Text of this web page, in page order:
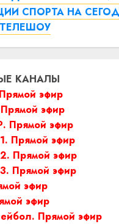
СПОРТА НА
КАНАЛЫ
эфир
эфир
Прямой эфир
Прямой эфир
Прямой эфир
Прямой эфир
эфир
эфир
Прямой эфир